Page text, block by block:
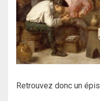
Retrouvez donc un